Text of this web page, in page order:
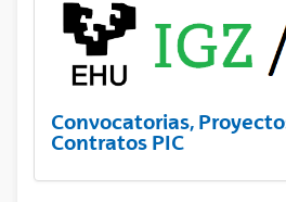
Convocatorias,
Contratos PIC